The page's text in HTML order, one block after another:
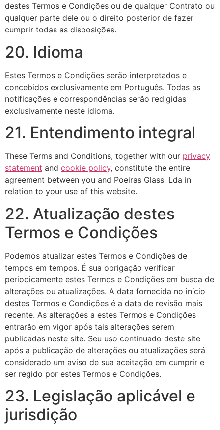
destes Termos e Condições ou de qualquer Contrato ou
qualquer parte dele ou o direito posterior de fazer
cumprir todas as disposições.
20. Idioma
Estes Termos e Condições serão interpretados e
concebidos exclusivamente em Português. Todas as
notificações e correspondências serão redigidas
exclusivamente neste idioma.
21. Entendimento integral
These Terms and Conditions, together with our privacy
statement and cookie policy, constitute the entire
agreement between you and Poeiras Glass, Lda in
relation to your use of this website.
22. Atualização destes
Termos e Condições
Podemos atualizar estes Termos e Condições de
tempos em tempos. É sua obrigação verificar
periodicamente estes Termos e Condições em busca de
alterações ou atualizações. A data fornecida no início
destes Termos e Condições é a data de revisão mais
recente. As alterações a estes Termos e Condições
entrarão em vigor após tais alterações serem
publicadas neste site. Seu uso continuado deste site
após a publicação de alterações ou atualizações será
considerado um aviso de sua aceitação em cumprir e
ser regido por estes Termos e Condições.
23. Legislação aplicável e
jurisdição